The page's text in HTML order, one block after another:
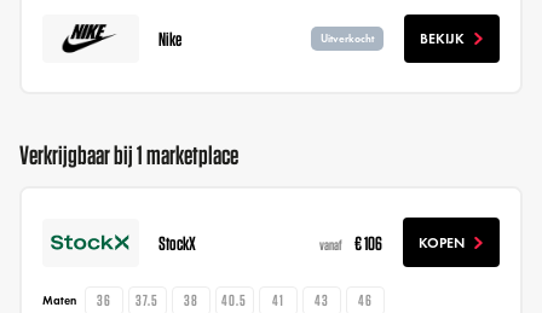
Nike Uitverkocht BEKIJK
Verkrijgbaar bij 1 marketplace
StockX vanaf € 106 KOPEN
Maten 36 37.5 38 40.5 41 43 46